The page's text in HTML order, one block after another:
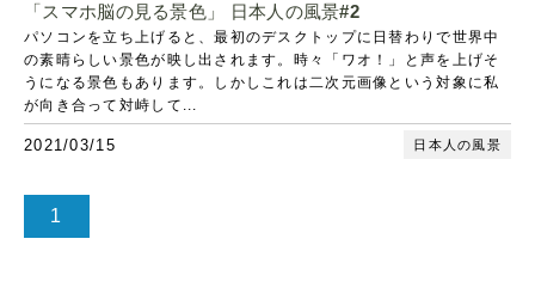
「スマホ脳の見る景色」 日本人の風景#2
パソコンを立ち上げると、最初のデスクトップに日替わりで世界中
の素晴らしい景色が映し出されます。時々「ワオ！」と声を上げそ
うになる景色もあります。しかしこれは二次元画像という対象に私
が向き合って対峙して...
2021/03/15 日本人の風景
1